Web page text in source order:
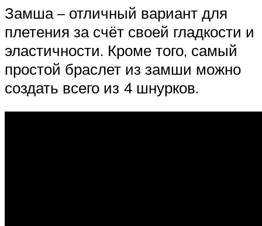
Замша – отличный вариант для
плетения за счёт своей гладкости и
эластичности. Кроме того, самый
простой браслет из замши можно
создать всего из 4 шнурков.